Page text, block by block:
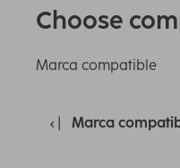
Choose
Marca compatible
Marca